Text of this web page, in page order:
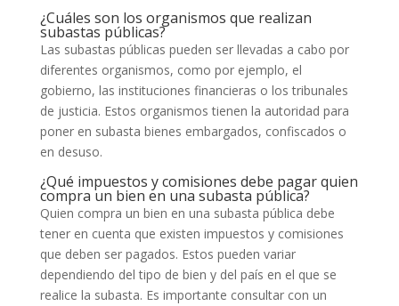
¿Cuáles son los organismos que realizan
subastas públicas?
Las subastas públicas pueden ser llevadas a cabo por
diferentes organismos, como por ejemplo, el
gobierno, las instituciones financieras o los tribunales
de justicia. Estos organismos tienen la autoridad para
poner en subasta bienes embargados, confiscados o
en desuso.
¿Qué impuestos y comisiones debe pagar quien
compra un bien en una subasta pública?
Quien compra un bien en una subasta pública debe
tener en cuenta que existen impuestos y comisiones
que deben ser pagados. Estos pueden variar
dependiendo del tipo de bien y del país en el que se
realice la subasta. Es importante consultar con un